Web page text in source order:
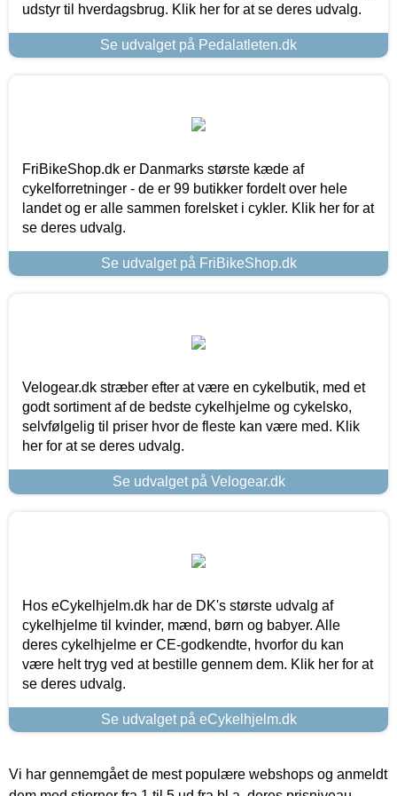
udstyr til hverdagsbrug. Klik her for at se deres udvalg.
Se udvalget på Pedalatleten.dk
FriBikeShop.dk er Danmarks største kæde af
cykelforretninger - de er 99 butikker fordelt over hele
landet og er alle sammen forelsket i cykler. Klik her for at
se deres udvalg.
Se udvalget på FriBikeShop.dk
Velogear.dk stræber efter at være en cykelbutik, med et
godt sortiment af de bedste cykelhjelme og cykelsko,
selvfølgelig til priser hvor de fleste kan være med. Klik
her for at se deres udvalg.
Se udvalget på Velogear.dk
Hos eCykelhjelm.dk har de DK's største udvalg af
cykelhjelme til kvinder, mænd, børn og babyer. Alle
deres cykelhjelme er CE-godkendte, hvorfor du kan
være helt tryg ved at bestille gennem dem. Klik her for at
se deres udvalg.
Se udvalget på eCykelhjelm.dk
Vi har gennemgået de mest populære webshops og anmeldt